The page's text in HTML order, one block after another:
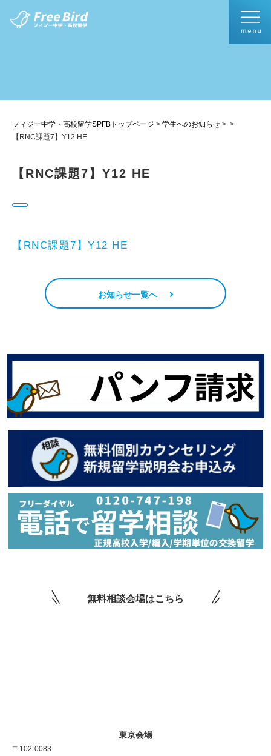
フィジー中学・高校留学SPFBトップページ > 学生へのお知らせ > >
【RNC課題7】Y12 HE
【RNC課題7】Y12 HE
【RNC課題7】Y12 HE
お知らせ一覧へ
無料相談会場はこちら
東京会場
〒102-0083